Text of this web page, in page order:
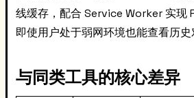
线缓存，配合 Service Worker 实现
即使用户处于弱网环境也能查看历史
与同类工具的核心差异